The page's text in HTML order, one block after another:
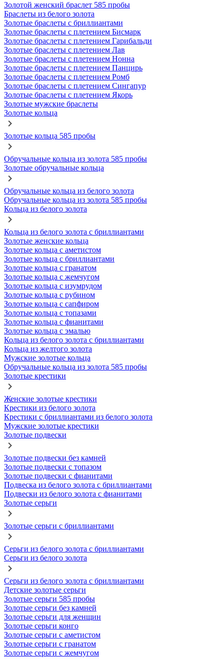
Золотой женский браслет 585 пробы
Браслеты из белого золота
Золотые браслеты с бриллиантами
Золотые браслеты с плетением Бисмарк
Золотые браслеты с плетением Гарибальди
Золотые браслеты с плетением Лав
Золотые браслеты с плетением Нонна
Золотые браслеты с плетением Панцирь
Золотые браслеты с плетением Ромб
Золотые браслеты с плетением Сингапур
Золотые браслеты с плетением Якорь
Золотые мужские браслеты
Золотые кольца
Золотые кольца 585 пробы
Обручальные кольца из золота 585 пробы
Золотые обручальные кольца
Обручальные кольца из белого золота
Обручальные кольца из золота 585 пробы
Кольца из белого золота
Кольца из белого золота с бриллиантами
Золотые женские кольца
Золотые кольца с аметистом
Золотые кольца с бриллиантами
Золотые кольца с гранатом
Золотые кольца с жемчугом
Золотые кольца с изумрудом
Золотые кольца с рубином
Золотые кольца с сапфиром
Золотые кольца с топазами
Золотые кольца с фианитами
Золотые кольца с эмалью
Кольца из белого золота с бриллиантами
Кольца из желтого золота
Мужские золотые кольца
Обручальные кольца из золота 585 пробы
Золотые крестики
Женские золотые крестики
Крестики из белого золота
Крестики с бриллиантами из белого золота
Мужские золотые крестики
Золотые подвески
Золотые подвески без камней
Золотые подвески с топазом
Золотые подвески с фианитами
Подвеска из белого золота с бриллиантами
Подвески из белого золота с фианитами
Золотые серьги
Золотые серьги с бриллиантами
Серьги из белого золота с бриллиантами
Серьги из белого золота
Серьги из белого золота с бриллиантами
Детские золотые серьги
Золотые серьги 585 пробы
Золотые серьги без камней
Золотые серьги для женщин
Золотые серьги конго
Золотые серьги с аметистом
Золотые серьги с гранатом
Золотые серьги с жемчугом